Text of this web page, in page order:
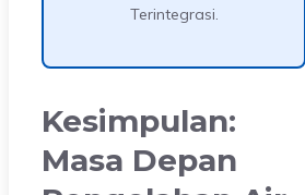
Terintegrasi.
Kesimpulan:
Masa Depan